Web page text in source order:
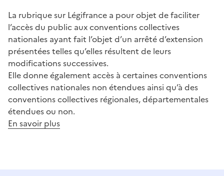
La rubrique sur Légifrance a pour objet de faciliter
l’accès du public aux conventions collectives
nationales ayant fait l’objet d’un arrêté d’extension
présentées telles qu’elles résultent de leurs
modifications successives.
Elle donne également accès à certaines conventions
collectives nationales non étendues ainsi qu’à des
conventions collectives régionales, départementales
étendues ou non.
En savoir plus